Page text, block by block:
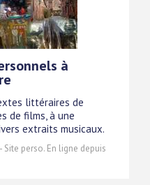
à
littéraires de
de films, à une
extraits musicaux.
- Site perso. En ligne depuis